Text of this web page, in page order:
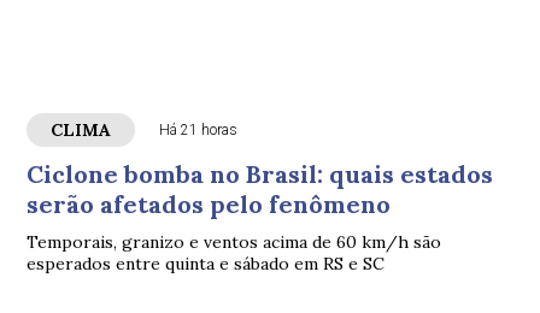
CLIMA Há 21 horas
Ciclone bomba no Brasil: quais estados
serão afetados pelo fenômeno
Temporais, granizo e ventos acima de 60 km/h são
esperados entre quinta e sábado em RS e SC